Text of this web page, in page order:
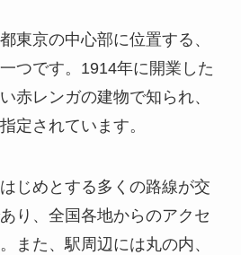
東京の中心部に位置する、
つです。 1914年に開業した
赤レンガの建物で知られ、
定されています。
じめとする多くの路線が交
り、全国各地からのアクセ
また、駅周辺には丸の内、